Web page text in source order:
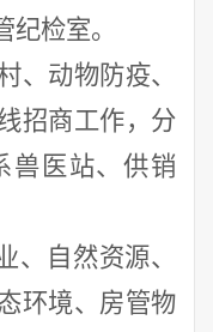
检室。
、动物防疫、
招商工作，分
兽医站、供销
、
自然资源、
环境、 房管物